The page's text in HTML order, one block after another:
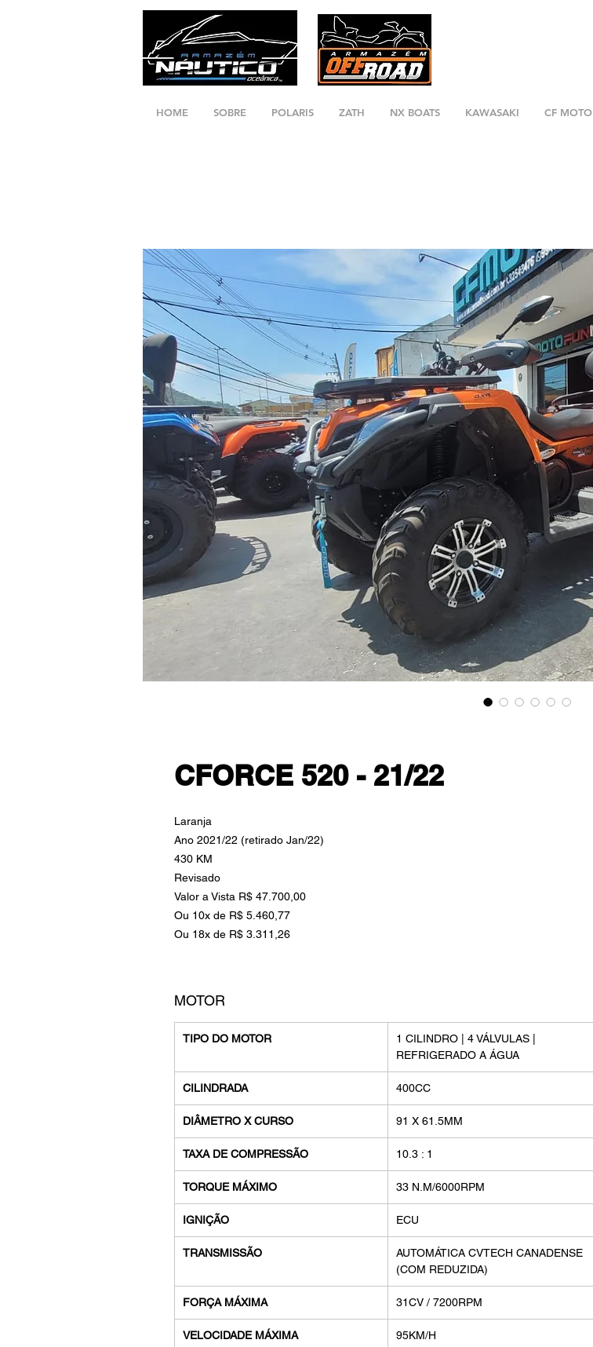
HOME SOBRE POLARIS ZATH NX BOATS KAWASAKI CF MOTO
CFORCE 520 - 21/22
Laranja
Ano 2021/22 (retirado Jan/22)
430 KM
Revisado
Valor a Vista R$ 47.700,00
Ou 10x de R$ 5.460,77
Ou 18x de R$ 3.311,26
MOTOR
TIPO DO MOTOR
1 CILINDRO | 4 VÁLVULAS |
REFRIGERADO A ÁGUA
CILINDRADA 400CC
DIÂMETRO X CURSO 91 X 61.5MM
TAXA DE COMPRESSÃO 10.3 : 1
TORQUE MÁXIMO 33 N.M/6000RPM
IGNIÇÃO ECU
TRANSMISSÃO
AUTOMÁTICA CVTECH CANADENSE
(COM REDUZIDA)
FORÇA MÁXIMA 31CV / 7200RPM
VELOCIDADE MÁXIMA 95KM/H